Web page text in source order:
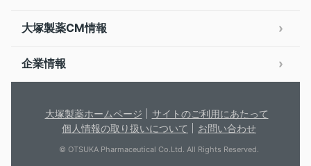
大塚製薬CM情報
企業情報
大塚製薬ホームページ
サイトのご利用にあたって
個人情報の取り扱いについて
お問い合わせ
© OTSUKA Pharmaceutical Co.Ltd. All Rights Reserved.